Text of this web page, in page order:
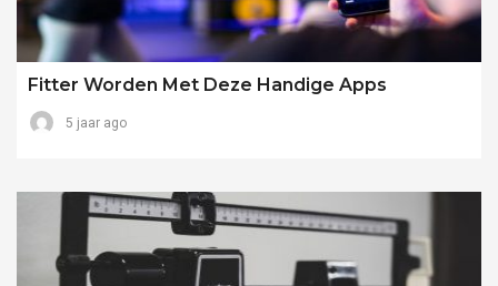
Fitter Worden Met Deze Handige Apps
5 jaar ago